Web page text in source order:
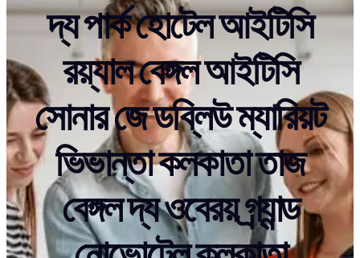
দ্য পার্ক হোটেল আইটিসি
রয়্যাল বেঙ্গল আইটিসি
সোনার জে ডব্লিউ ম্যারিয়ট
ভিভান্তা কলকাতা তাজ
বেঙ্গল দ্য ওবেরয় গ্র্যান্ড